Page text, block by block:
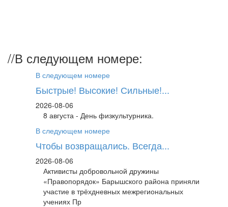
//В следующем номере:
В следующем номере
Быстрые! Высокие! Сильные!...
2026-08-06
8 августа - День физкультурника.
В следующем номере
Чтобы возвращались. Всегда...
2026-08-06
Активисты добровольной дружины
«Правопорядок» Барышского района приняли
участие в трёхдневных межрегиональных
учениях Пр